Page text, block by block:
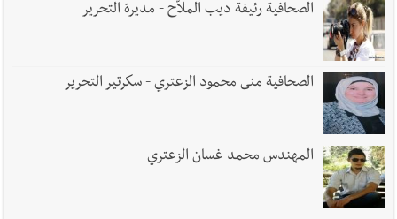
الصحافية رئيفة ديب الملاّح - مديرة التحرير
الصحافية منى محمود الزعتري - سكرتير التحرير
المهندس محمد غسان الزعتري